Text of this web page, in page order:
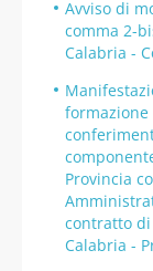
Avviso di
comma 2-
Calabria -
Provincia
contratto
Calabria -